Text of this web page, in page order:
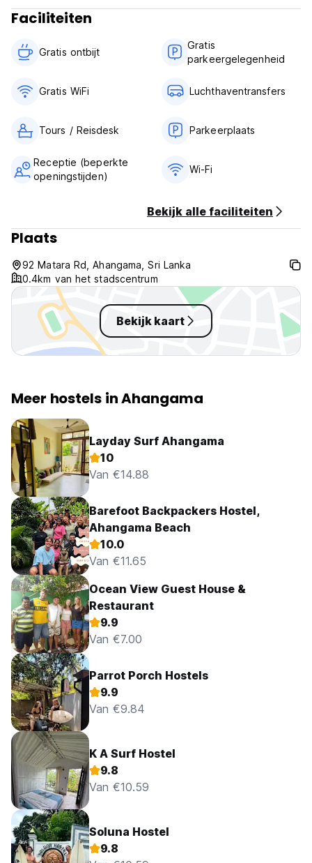
Faciliteiten
Gratis ontbijt‎
Gratis
parkeergelegenheid
Gratis WiFi Luchthaventransfers
Tours / Reisdesk Parkeerplaats
Receptie (beperkte
openingstijden)
Wi-Fi
Bekijk alle faciliteiten
Plaats
92 Matara Rd, Ahangama, Sri Lanka
0.4km van het stadscentrum
Bekijk kaart
Meer hostels in Ahangama
Layday Surf Ahangama
10
Van €14.88
Barefoot Backpackers Hostel,
Ahangama Beach
10.0
Van €11.65
Ocean View Guest House &
Restaurant
9.9
Van €7.00
Parrot Porch Hostels
9.9
Van €9.84
K A Surf Hostel
9.8
Van €10.59
Soluna Hostel
9.8